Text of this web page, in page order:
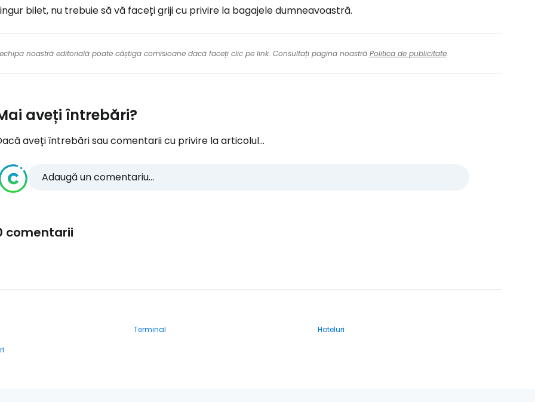
bilet, nu trebuie să vă faceți griji cu privire la bagajele dumneavoastră.
noastră editorială poate câștiga comisioane dacă faceți clic pe link. Consultați pagina noastră Politica de publicitate.
aveți întrebări?
aveți întrebări sau comentarii cu privire la articolul...
Adaugă un comentariu...
comentarii
Terminal
Hoteluri